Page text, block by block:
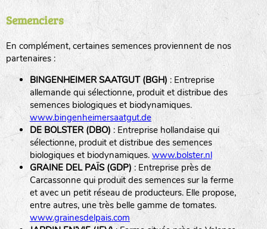
Semenciers
En complément, certaines semences proviennent de nos
partenaires :
BINGENHEIMER SAATGUT (BGH) : Entreprise
allemande qui sélectionne, produit et distribue des
semences biologiques et biodynamiques.
www.bingenheimersaatgut.de
DE BOLSTER (DBO) : Entreprise hollandaise qui
sélectionne, produit et distribue des semences
biologiques et biodynamiques.www.bolster.nl
GRAINE DEL PAÏS (GDP) : Entreprise près de
Carcassonne qui produit des semences sur la ferme
et avec un petit réseau de producteurs. Elle propose,
entre autres, une très belle gamme de tomates.
www.grainesdelpais.com
BEL : Code de la variété
(Ici Belle de nuit)
20 : Année de récolte
(ici 2020)
BPA : Initiales du producteur ou du fournisseur de la
semence.
1 : Numéro d’ordre du lot
A : Sans calibre.
G: Gros
M: Moyen calibre
P: Petit calibre
Légumes feuilles
Légumes racines